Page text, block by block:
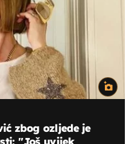
zbog ozljede je